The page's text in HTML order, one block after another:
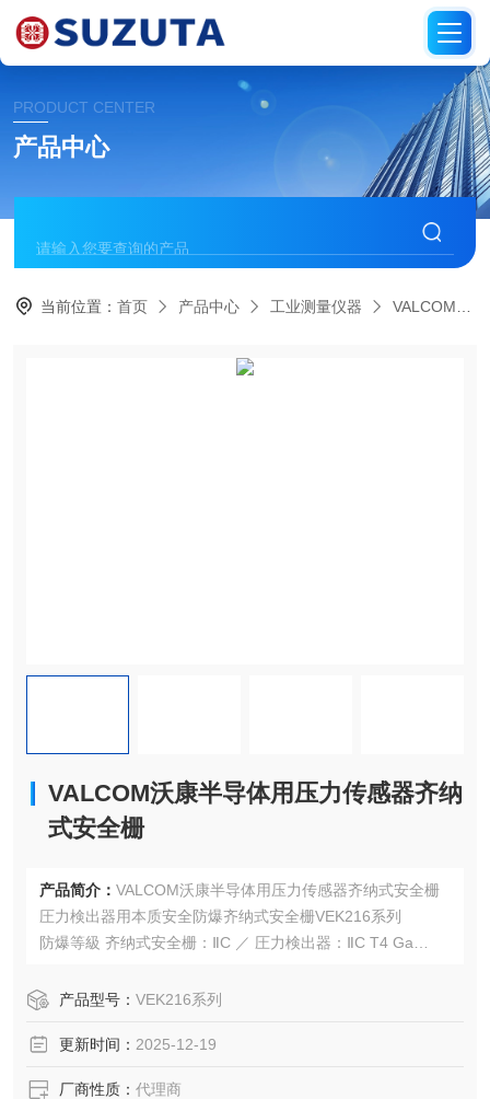
PRODUCT CENTER
产品中心
当前位置：首页 产品中心 工业测量仪器 VALCOM沃康
VALCOM沃康半导体用压力传感器齐纳
式安全栅
产品简介： VALCOM沃康半导体用压力传感器齐纳式安全栅
圧力検出器用本质安全防爆齐纳式安全栅VEK216系列
防爆等級 齐纳式安全栅：ⅡC ／ 圧力検出器：ⅡC T4 Ga
S)
PH(沉淀硬化不锈钢)
产品型号： VEK216系列
更新时间： 2025-12-19
厂商性质： 代理商